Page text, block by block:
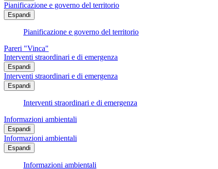
Pianificazione e governo del territorio
Espandi
Pianificazione e governo del territorio
Pareri "Vinca"
Interventi straordinari e di emergenza
Espandi
Interventi straordinari e di emergenza
Espandi
Interventi straordinari e di emergenza
Informazioni ambientali
Espandi
Informazioni ambientali
Espandi
Informazioni ambientali